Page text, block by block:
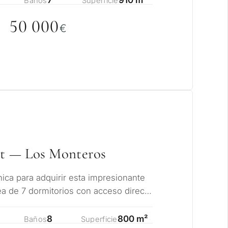
50 000€
— Los Monteros
para adquirir esta impresionante
de 7 dormitorios con acceso directo
Baños8 Superficie800 m²
CONSULTA